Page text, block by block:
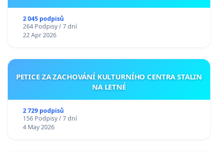
2 045 podpisů
264 Podpisy / 7 dní
22 Apr 2026
PETICE ZA ZACHOVÁNÍ KULTURNÍHO CENTRA STALIN
NA LETNÉ
2 729 podpisů
156 Podpisy / 7 dní
4 May 2026